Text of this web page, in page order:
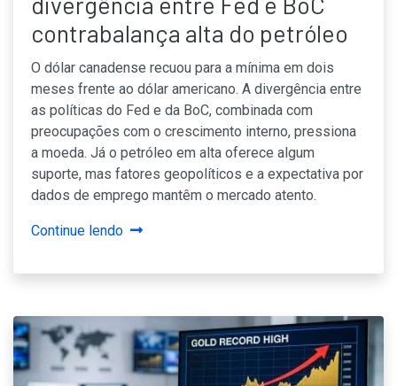
contrabalança alta do petróleo
O dólar canadense recuou para a mínima em dois
meses frente ao dólar americano. A divergência entre
as políticas do Fed e da BoC, combinada com
preocupações com o crescimento interno, pressiona
a moeda. Já o petróleo em alta oferece algum
suporte, mas fatores geopolíticos e a expectativa por
dados de emprego mantêm o mercado atento.
Continue lendo